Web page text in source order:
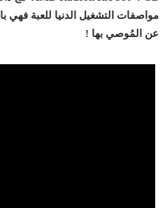
مواصفات التشغيل الدنيا للعبة فهي
عن المُوصي بها !